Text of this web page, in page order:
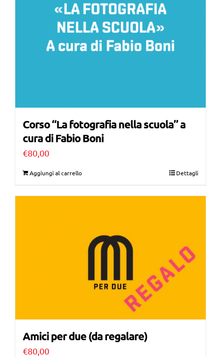
Corso “La fotografia nella scuola” a
cura di Fabio Boni
€80,00
Aggiungi al carrello Dettagli
Amici per due (da regalare)
€80,00